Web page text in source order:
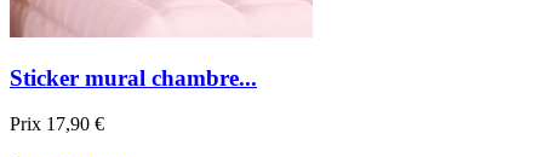
Sticker mural chambre...
Prix 17,90 €